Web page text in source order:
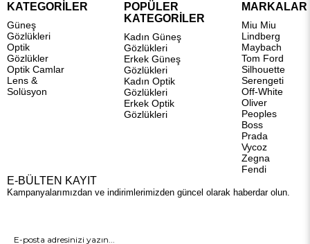
KATEGORİLER
Güneş
Gözlükleri
Optik
Gözlükler
Optik Camlar
Lens &
Solüsyon
POPÜLER
KATEGORİLER
Kadın Güneş
Gözlükleri
Erkek Güneş
Gözlükleri
Kadın Optik
Gözlükleri
Erkek Optik
Gözlükleri
MARKALAR
Miu Miu
Lindberg
Maybach
Tom Ford
Silhouette
Serengeti
Off-White
Oliver
Peoples
Boss
Prada
Vycoz
Zegna
Fendi
E-BÜLTEN KAYIT
Kampanyalarımızdan ve indirimlerimizden güncel olarak haberdar olun.